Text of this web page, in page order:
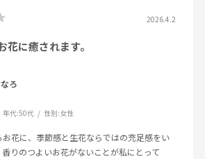
2026.4.2
花に癒されます。
ろ
年代:50代 性別:女性
お花に、季節感と生花ならではの充足感をい
香りのつよいお花がないことが私にとって